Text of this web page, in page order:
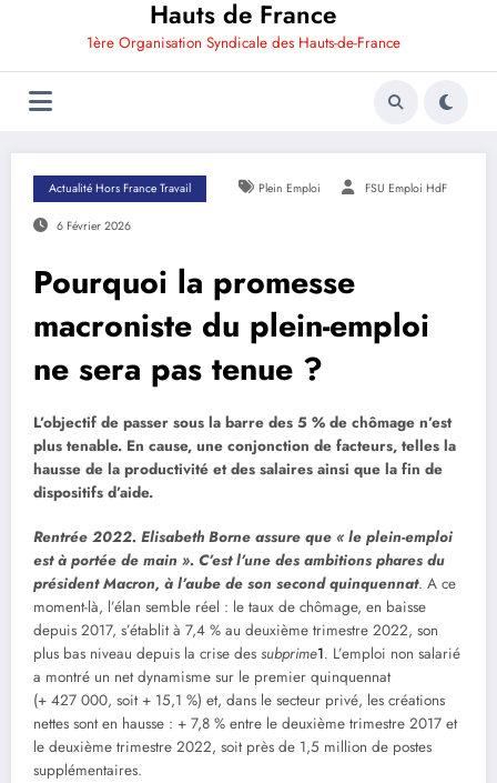
Hauts de France
1ère Organisation Syndicale des Hauts-de-France
Actualité Hors France Travail Plein Emploi FSU Emploi HdF
6 Février 2026
Pourquoi la promesse
macroniste du plein-emploi
ne sera pas tenue ?
L’objectif de passer sous la barre des 5 % de chômage n’est
plus tenable. En cause, une conjonction de facteurs, telles la
hausse de la productivité et des salaires ainsi que la fin de
dispositifs d’aide.
Rentrée 2022. Elisabeth Borne assure que « le plein-emploi
est à portée de main ». C’est l’une des ambitions phares du
président Macron, à l’aube de son second quinquennat. A ce
moment-là, l’élan semble réel : le taux de chômage, en baisse
depuis 2017, s’établit à 7,4 % au deuxième trimestre 2022, son
plus bas niveau depuis la crise des subprime1. L’emploi non salarié
a montré un net dynamisme sur le premier quinquennat
(+ 427 000, soit + 15,1 %) et, dans le secteur privé, les créations
nettes sont en hausse : + 7,8 % entre le deuxième trimestre 2017 et
le deuxième trimestre 2022, soit près de 1,5 million de postes
supplémentaires.